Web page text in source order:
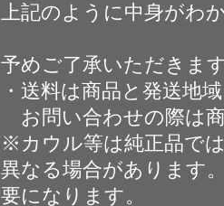
上記のように中身がわ
予めご了承いただきま
・送料は商品と発送地
お問い合わせの際は
※カウル等は純正品で
異なる場合があります
要になります。